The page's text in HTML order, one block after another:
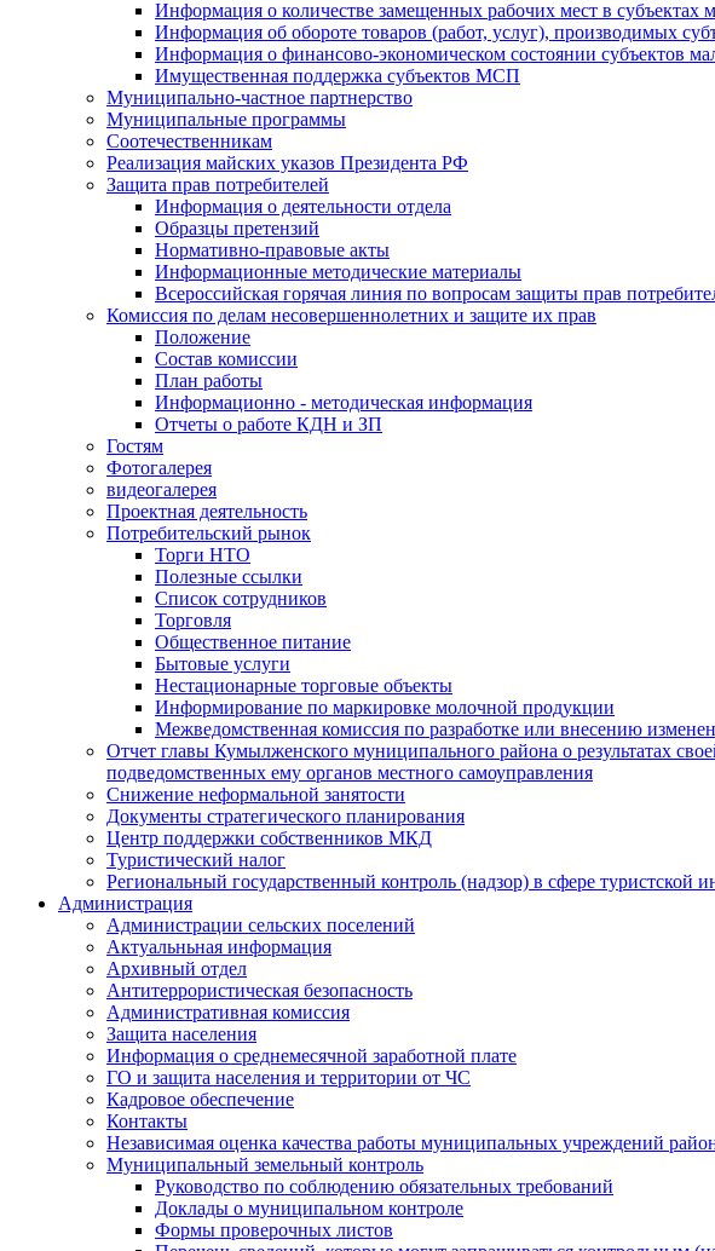
Информация о количестве замещенных рабочих мест в субъектах
Информация об обороте товаров (работ, услуг), производимых
Информация о финансово-экономическом состоянии субъектов
Имущественная поддержка субъектов МСП
Муниципально-частное партнерство
Муниципальные программы
Соотечественникам
Реализация майских указов Президента РФ
Защита прав потребителей
Информация о деятельности отдела
Образцы претензий
Нормативно-правовые акты
Информационные методические материалы
Всероссийская горячая линия по вопросам защиты прав
Комиссия по делам несовершеннолетних и защите их прав
Положение
Состав комиссии
План работы
Информационно - методическая информация
Отчеты о работе КДН и ЗП
Гостям
Фотогалерея
видеогалерея
Проектная деятельность
Потребительский рынок
Торги НТО
Полезные ссылки
Список сотрудников
Торговля
Общественное питание
Бытовые услуги
Нестационарные торговые объекты
Информирование по маркировке молочной продукции
Межведомственная комиссия по разработке или внесению
Отчет главы Кумылженского муниципального района о результатах
подведомственных ему органов местного самоуправления
Снижение неформальной занятости
Документы стратегического планирования
Центр поддержки собственников МКД
Туристический налог
Региональный государственный контроль (надзор) в сфере туристской
Администрация
Администрации сельских поселений
Актуальньная информация
Архивный отдел
Антитеррористическая безопасность
Административная комиссия
Защита населения
Информация о среднемесячной заработной плате
ГО и защита населения и территории от ЧС
Кадровое обеспечение
Контакты
Независимая оценка качества работы муниципальных учреждений
Муниципальный земельный контроль
Руководство по соблюдению обязательных требований
Доклады о муниципальном контроле
Формы проверочных листов